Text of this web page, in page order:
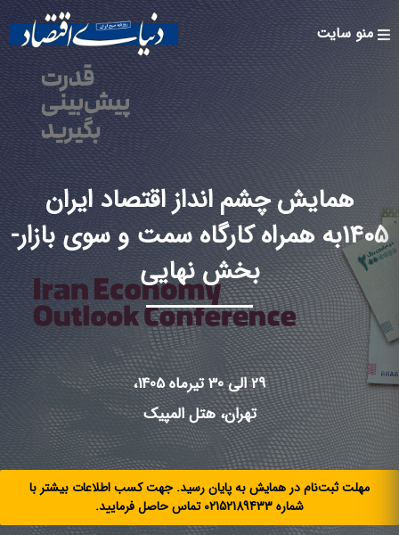
Skip to
main
content
منو سایت
همایش چشم انداز اقتصاد ایران
1405به همراه کارگاه سمت و سوی بازار-
بخش نهایی
29 الی 30 تیرماه 1405،
تهران، هتل المپیک
مهلت ثبت‌نام در همایش به پایان رسید. جهت کسب اطلاعات بیشتر با
شماره 02152189433 تماس حاصل فرمایید.